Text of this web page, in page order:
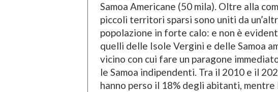
Samoa Americane (50 mila). Oltre alla
piccoli territori sparsi sono uniti da
popolazione in forte calo: e non è
quelli delle Isole Vergini e delle Samoa
vicino con cui fare un paragone
le Samoa indipendenti. Tra il 2010 e il
hanno perso il 18% degli abitanti,